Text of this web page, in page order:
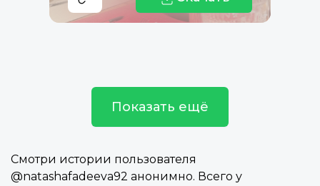
Показать ещё
Смотри истории пользователя
@natashafadeeva92 анонимно. Всего у